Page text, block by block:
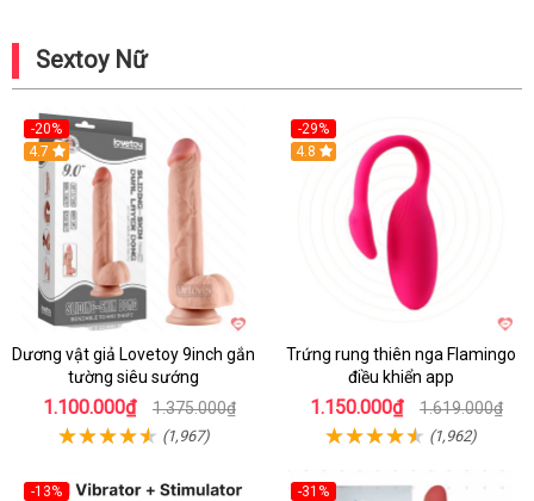
Sextoy Nữ
-20%
Hot
4.7
Dương vật giả Lovetoy 9inch gắn
tường siêu sướng
1.100.000₫ 1.375.000₫
(1,967)
-29%
Hot
4.8
Trứng rung thiên nga Flamingo
điều khiển app
1.150.000₫ 1.619.000₫
(1,962)
-13%
-31%